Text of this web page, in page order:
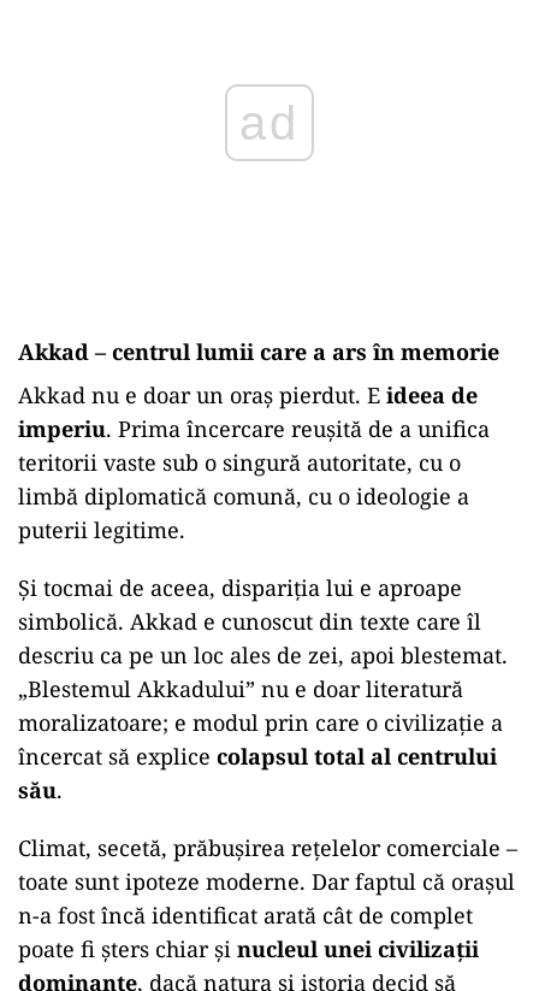
ad
Akkad – centrul lumii care a ars în memorie
Akkad nu e doar un oraș pierdut. E ideea de
imperiu. Prima încercare reușită de a unifica
teritorii vaste sub o singură autoritate, cu o
limbă diplomatică comună, cu o ideologie a
puterii legitime.
Și tocmai de aceea, dispariția lui e aproape
simbolică. Akkad e cunoscut din texte care îl
descriu ca pe un loc ales de zei, apoi blestemat.
„Blestemul Akkadului” nu e doar literatură
moralizatoare; e modul prin care o civilizație a
încercat să explice colapsul total al centrului
său.
Climat, secetă, prăbușirea rețelelor comerciale –
toate sunt ipoteze moderne. Dar faptul că orașul
n-a fost încă identificat arată cât de complet
poate fi șters chiar și nucleul unei civilizații
dominante, dacă natura și istoria decid să